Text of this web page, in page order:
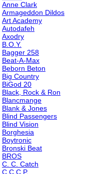
Anne Clark
Armageddon Dildos
Art Academy
Autodafeh
Axodry
B.O.Y.
Bagger 258
Beat-A-Max
Beborn Beton
Big Country
BiGod 20
Black, Rock & Ron
Blancmange
Blank & Jones
Blind Passengers
Blind Vision
Borghesia
Boytronic
Bronski Beat
BROS
C. C. Catch
C.C.C.P.